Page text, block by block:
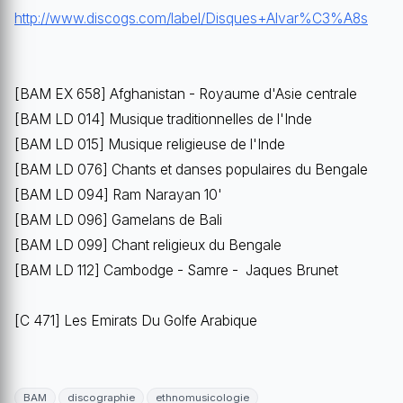
http://www.discogs.com/label/Disques+Alvar%C3%A8s
[BAM EX 658] Afghanistan - Royaume d'Asie centrale
[BAM LD 014] Musique traditionnelles de l'Inde
[BAM LD 015] Musique religieuse de l'Inde
[BAM LD 076] Chants et danses populaires du Bengale
[BAM LD 094] Ram Narayan 10'
[BAM LD 096] Gamelans de Bali
[BAM LD 099] Chant religieux du Bengale
[BAM LD 112] Cambodge - Samre - Jaques Brunet
[C 471] Les Emirats Du Golfe Arabique
BAM discographie ethnomusicologie